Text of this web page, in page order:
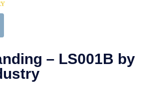
– LS001B by